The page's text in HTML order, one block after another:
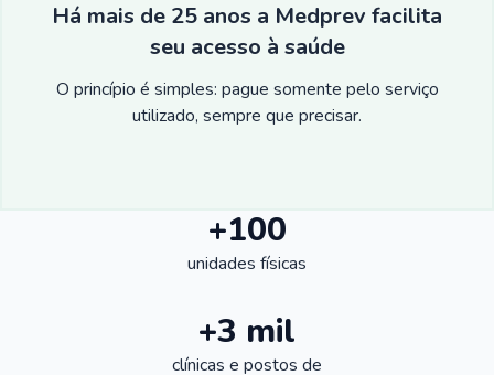
Há mais de 25 anos a Medprev facilita
seu acesso à saúde
O princípio é simples: pague somente pelo serviço
utilizado, sempre que precisar.
+100
unidades físicas
+3 mil
clínicas e postos de